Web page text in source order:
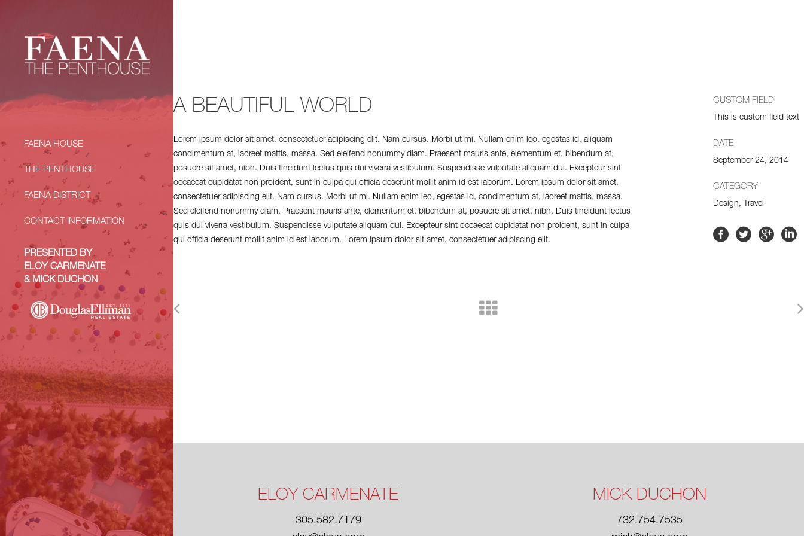
FAENA HOUSE
THE PENTHOUSE
FAENA DISTRICT
CONTACT INFORMATION
PRESENTED BY
ELOY CARMENATE
& MICK DUCHON
A BEAUTIFUL WORLD
Lorem ipsum dolor sit amet, consectetuer adipiscing elit. Nam cursus. Morbi ut mi. Nullam enim leo, egestas id, aliquam
condimentum at, laoreet mattis, massa. Sed eleifend nonummy diam. Praesent mauris ante, elementum et, bibendum at,
posuere sit amet, nibh. Duis tincidunt lectus quis dui viverra vestibulum. Suspendisse vulputate aliquam dui. Excepteur sint
occaecat cupidatat non proident, sunt in culpa qui officia deserunt mollit anim id est laborum. Lorem ipsum dolor sit amet,
consectetuer adipiscing elit. Nam cursus. Morbi ut mi. Nullam enim leo, egestas id, condimentum at, laoreet mattis, massa.
Sed eleifend nonummy diam. Praesent mauris ante, elementum et, bibendum at, posuere sit amet, nibh. Duis tincidunt lectus
quis dui viverra vestibulum. Suspendisse vulputate aliquam dui. Excepteur sint occaecat cupidatat non proident, sunt in culpa
qui officia deserunt mollit anim id est laborum. Lorem ipsum dolor sit amet, consectetuer adipiscing elit.
CUSTOM FIELD
This is custom field text
DATE
September 24, 2014
CATEGORY
Design, Travel
ELOY CARMENATE
305.582.7179
MICK DUCHON
732.754.7535